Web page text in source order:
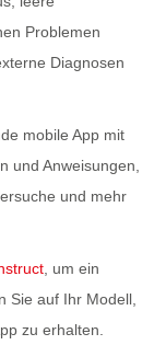
Problemen
Diagnosen
mobile App mit
und Anweisungen,
und mehr
, um ein
Sie auf Ihr Modell,
zu erhalten.